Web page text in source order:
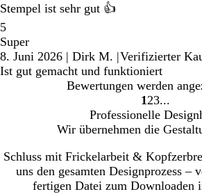
Stempel ist sehr gut 👍
5
Super
8. Juni 2026 | Dirk M. |Verifizierter
Ist gut gemacht und funktioniert
Bewertungen werden
Gehe
zu
Seite
1 Gehe
zu
Seite
2 Gehe
zu
Seite
3
Professionelle
Wir übernehmen die
Schluss mit Frickelarbeit &
uns den gesamten Designprozess –
fertigen Datei zum Downloaden